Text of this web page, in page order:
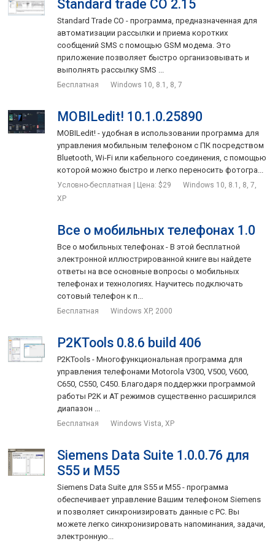
Standard trade CO 2.15
Standard Trade CO - программа, предназначенная для
автоматизации рассылки и приема коротких
сообщений SMS с помощью GSM модема. Это
приложение позволяет быстро организовывать и
выполнять рассылку SMS ...
Бесплатная Windows 10, 8.1, 8, 7
MOBILedit! 10.1.0.25890
MOBILedit! - удобная в использовании программа для
управления мобильным телефоном с ПК посредством
Bluetooth, Wi-Fi или кабельного соединения, с помощью
которой можно быстро и легко переносить фотогра...
Условно-бесплатная | Цена: $29
Windows 10, 8.1, 8, 7,
XP
Все о мобильных телефонах 1.0
Все о мобильных телефонах - В этой бесплатной
электронной иллюстрированной книге вы найдете
ответы на все основные вопросы о мобильных
телефонах и технологиях. Научитесь подключать
сотовый телефон к п...
Бесплатная Windows XP, 2000
P2KTools 0.8.6 build 406
P2KTools - Многофункциональная программа для
управления телефонами Motorola V300, V500, V600,
C650, C550, C450. Благодаря поддержки программой
работы P2K и AT режимов существенно расширился
диапазон ...
Бесплатная Windows Vista, XP
Siemens Data Suite 1.0.0.76 для
S55 и M55
Siemens Data Suite для S55 и M55 - программа
обеспечивает управление Вашим телефоном Siemens
и позволяет синхронизировать данные с PC. Вы
можете легко синхронизировать напоминания, задачи,
электронную...